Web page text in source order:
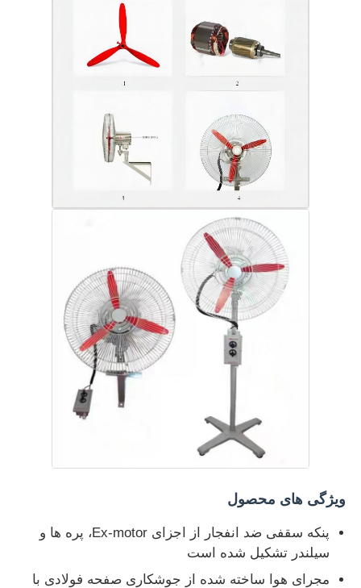
ویژگی های محصول
پنکه سقفی ضد انفجار از اجزای Ex-motor، پره ها و
سیلندر تشکیل شده است
مجرای هوا ساخته شده از جوشکاری صفحه فولادی با